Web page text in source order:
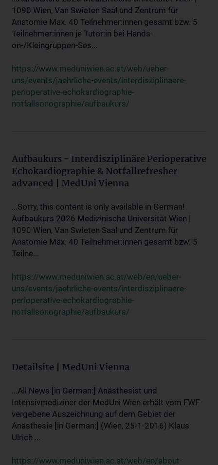
1090 Wien, Van Swieten Saal und Zentrum für
Anatomie Max. 40 Teilnehmer:innen gesamt bzw. 5
Teilnehmer:innen je Tutor:in bei Hands-
on-/Kleingruppen-Ses...
https://www.meduniwien.ac.at/web/ueber-
uns/events/jaehrliche-events/interdisziplinaere-
perioperative-echokardiographie-
notfallsonographie/aufbaukurs/
Aufbaukurs - Interdisziplinäre Perioperative
Echokardiographie & Notfallrefresher
advanced | MedUni Vienna
...Sorry, this content is only available in German!
Aufbaukurs 2026 Medizinische Universität Wien |
1090 Wien, Van Swieten Saal und Zentrum für
Anatomie Max. 40 Teilnehmer:innen gesamt bzw. 5
Teilne...
https://www.meduniwien.ac.at/web/en/ueber-
uns/events/jaehrliche-events/interdisziplinaere-
perioperative-echokardiographie-
notfallsonographie/aufbaukurs/
Detailsite | MedUni Vienna
...All News [in German:] Anästhesist und
Intensivmediziner der MedUni Wien erhält vom FWF
vergebene Auszeichnung auf dem Gebiet der
Anästhesie [in German:] (Wien, 25-1-2016) Klaus
Ulrich ...
https://www.meduniwien.ac.at/web/en/about-